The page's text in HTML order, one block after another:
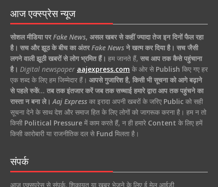
आज एक्स्प्रेस न्यूज
सोशल मीडिया पर Fake News, असल खबर से कहीं ज्यादा तेज इन दिनों फैल रहा
है। सच और झूठ के बीच का अंतर Fake Newsने खत्म कर दिया है। सच जैसी
लगने वाली झूठी खबरों से लोग भ्रमित हैं। हम जानते हैं, सच आप तक कैसे पहुंचाना
है। Digital newspaper aajexpress.com के ओर से Publish किए गए हर
एक शब्द के लिए हम जिम्मेदार हैं। आपसे गुजारिश है, किसी भी सूचना को आगे बढ़ाने
से पहले रुकें… तब तक इंतजार करें जब तक सच्चाई हमारे द्वारा आप तक पहुंचने का
रास्ता न बना ले। Aaj Expressका इरादा अपनी खबरों के जरिए Publicको सही
सूचना देने के साथ देश और समाज हित के लिए लोगों को जागरूक करना है। हम न तो
किसी Political Pressureमें काम करते हैं, न ही हमारे Content के लिए हमें
किसी कारोबारी या राजनीतिक दल से Fund मिलता है।
संपर्क
आज एक्सप्रेस से संपर्क, शिकायत या खबर भेजने के लिए ई मेल आईडी